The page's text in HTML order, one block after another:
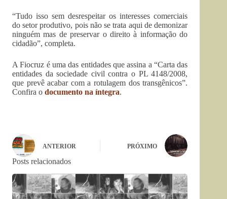
“Tudo isso sem desrespeitar os interesses comerciais
do setor produtivo, pois não se trata aqui de demonizar
ninguém mas de preservar o direito à informação do
cidadão”, completa.
A Fiocruz é uma das entidades que assina a “Carta das
entidades da sociedade civil contra o PL 4148/2008,
que prevê acabar com a rotulagem dos transgênicos”.
Confira o documento na íntegra.
ANTERIOR PRÓXIMO
Posts relacionados